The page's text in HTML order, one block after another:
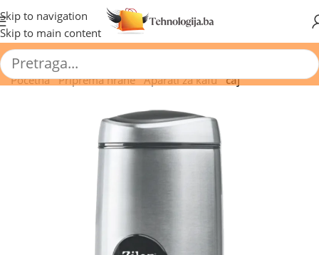
Skip to navigation
Skip to main content
🔥 Pogledajte aktuelne akcije 🔥
Početna/ Priprema hrane/ Aparati za kafu/ čaj